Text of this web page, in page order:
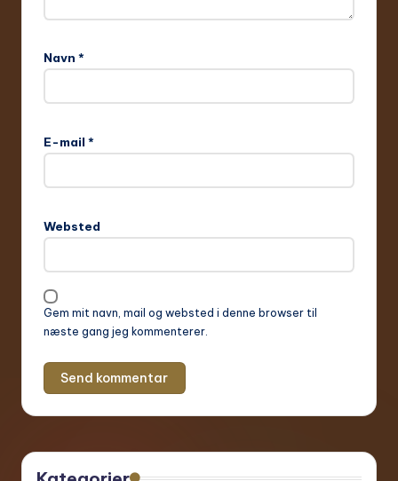
Navn *
E-mail *
Websted
Gem mit navn, mail og websted i denne browser til
næste gang jeg kommenterer.